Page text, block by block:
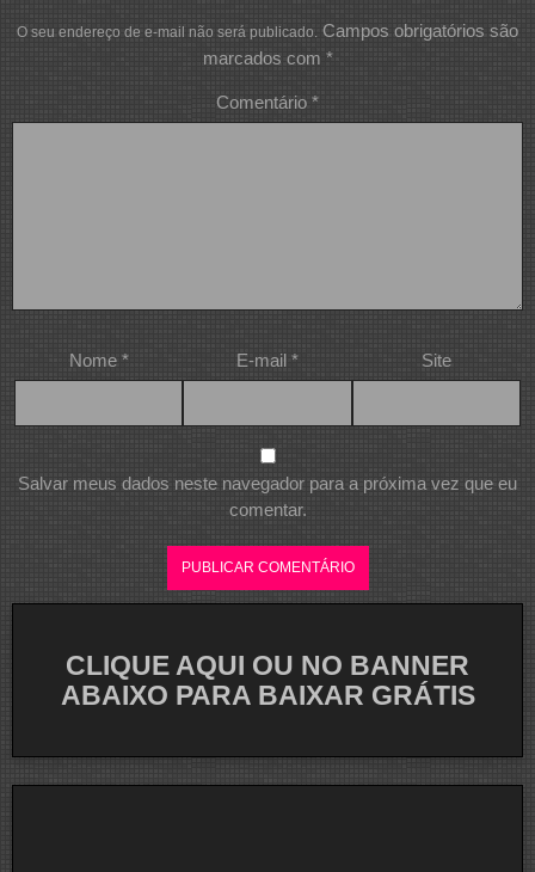
O seu endereço de e-mail não será publicado. Campos obrigatórios são
marcados com *
Comentário *
Nome * E-mail * Site
Salvar meus dados neste navegador para a próxima vez que eu
comentar.
CLIQUE AQUI OU NO BANNER
ABAIXO PARA BAIXAR GRÁTIS